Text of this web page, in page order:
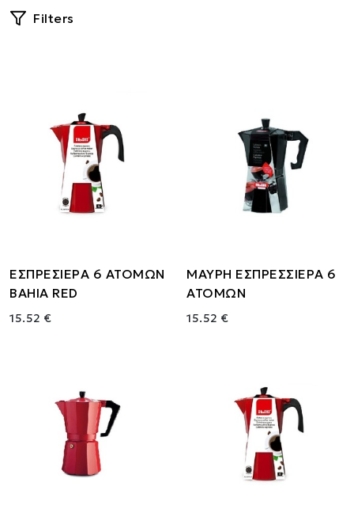
Filters
ΕΣΠΡΕΣΙΕΡΑ 6 ΑΤΟΜΩΝ
BAHIA RED
15.52 €
ΜΑΥΡΗ ΕΣΠΡΕΣΣΙΕΡΑ 6
ΑΤΟΜΩΝ
15.52 €